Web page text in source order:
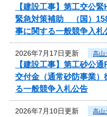
【建設工事】第工交公
緊急対策補助 （国）
事に関する一般競争入札
2026年7月17日更新 高山
【建設工事】第工砂公
交付金（通常砂防事業
る一般競争入札公告
2026年7月10日更新 高山